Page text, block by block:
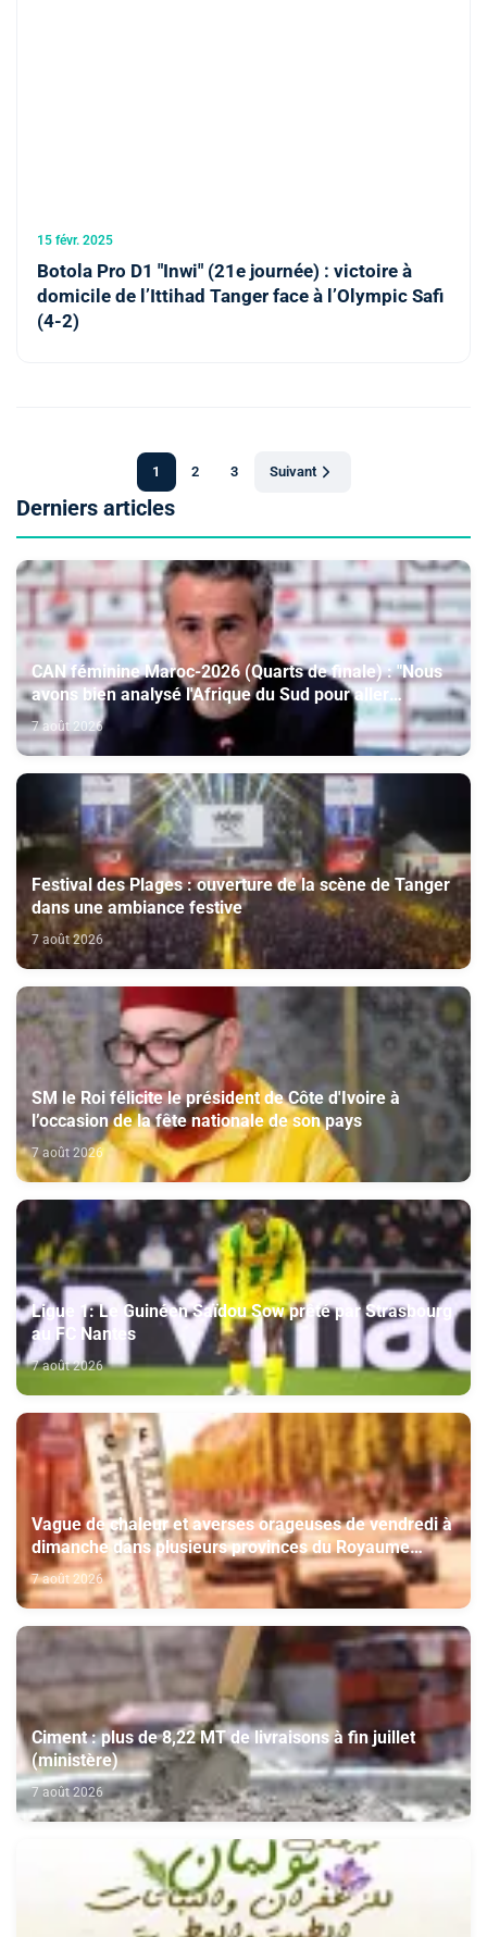
15 févr. 2025
Botola Pro D1 "Inwi" (21e journée) : victoire à
domicile de l’Ittihad Tanger face à l’Olympic Safi
(4-2)
1 2 3 Suivant
Derniers articles
CAN féminine Maroc-2026 (Quarts de finale) : "Nous
avons bien analysé l'Afrique du Sud pour aller
chercher la victoire" (Jorge Vilda)
7 août 2026
Festival des Plages : ouverture de la scène de Tanger
dans une ambiance festive
7 août 2026
SM le Roi félicite le président de Côte d'Ivoire à
l’occasion de la fête nationale de son pays
7 août 2026
Ligue 1: Le Guinéen Saïdou Sow prêté par Strasbourg
au FC Nantes
7 août 2026
Vague de chaleur et averses orageuses de vendredi à
dimanche dans plusieurs provinces du Royaume
(Bulletin d'alerte)
7 août 2026
Ciment : plus de 8,22 MT de livraisons à fin juillet
(ministère)
7 août 2026